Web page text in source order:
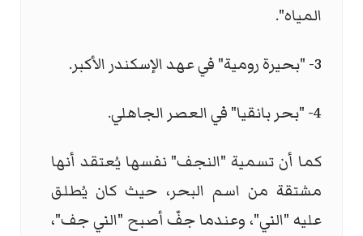
المياه".
3- "بحيرة رومية" في عهد الإسكندر الأكبر.
4- "بحر بانقيا" في العصر الجاهلي.
كما أن تسمية "النجف" نفسها يُعتقد أنها
مشتقة من اسم البحر، حيث كان يُطلق
عليه "الني"، وعندما جفّ أصبح "الني جف"،